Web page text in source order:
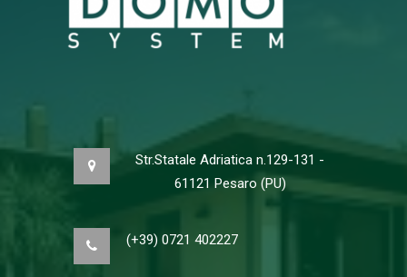
Str.Statale Adriatica n.129-131 -
61121 Pesaro (PU)
(+39) 0721 402227